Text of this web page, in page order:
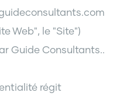
Web", le "Site")
Guide Consultants..
régit